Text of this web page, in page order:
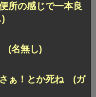
所の感じで一本良
(名無し)
ぁ！とか死ね (ガ